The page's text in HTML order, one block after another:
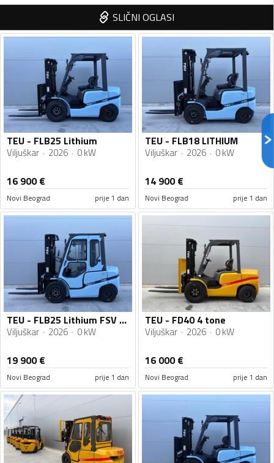
SLIČNI OGLASI
TEU - FLB25 Lithium
Viljuškar 2026 0 kW
16 900€
Novi Beograd prije 1 dan
TEU - FLB18 LITHIUM
Viljuškar 2026 0 kW
14 900€
Novi Beograd prije 1 dan
TEU - FLB25 Lithium FSV 4.7m KABINA
Viljuškar 2026 0 kW
19 900€
Novi Beograd prije 1 dan
TEU - FD40 4 tone
Viljuškar 2026 0 kW
16 000€
Novi Beograd prije 1 dan